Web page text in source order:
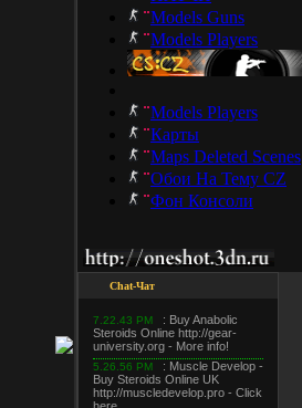
Models Guns
Models Players
Models Players
Карты
Maps Deleted Scenes
Обои На Тему CZ
Фон Консоли
Chat-Чат